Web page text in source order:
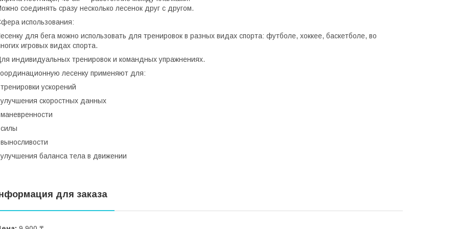
соединять сразу несколько лесенок друг с другом.
использования:
для бега можно использовать для тренировок в разных видах спорта: футболе, хоккее, баскетболе, во
игровых видах спорта.
индивидуальных тренировок и командных упражнениях.
лесенку применяют для:
ускорений
скоростных данных
баланса тела в движении
для заказа